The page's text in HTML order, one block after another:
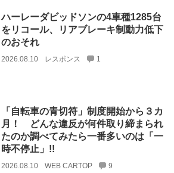
ハーレーダビッドソンの4車種1285台
をリコール、リアブレーキ制動力低下
のおそれ
2026.08.10 レスポンス 1
「自転車の青切符」制度開始から３カ
月！ どんな違反が何件取り締まられ
たのか調べてみたら一番多いのは「一
時不停止」!!
2026.08.10 WEB CARTOP 9